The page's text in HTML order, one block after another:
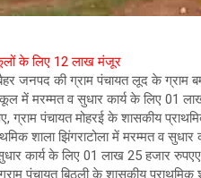
के लिए 12 लाख मंजूर
जनपद की ग्राम पंचायत लूद के ग्राम
में मरम्मत व सुधार कार्य के लिए 01
ग्राम पंचायत मोहरई के शासकीय
शाला झिंगराटोला में मरम्मत व
कार्य के लिए 01 लाख 25 हजार
पंचायत बिठली के शासकीय